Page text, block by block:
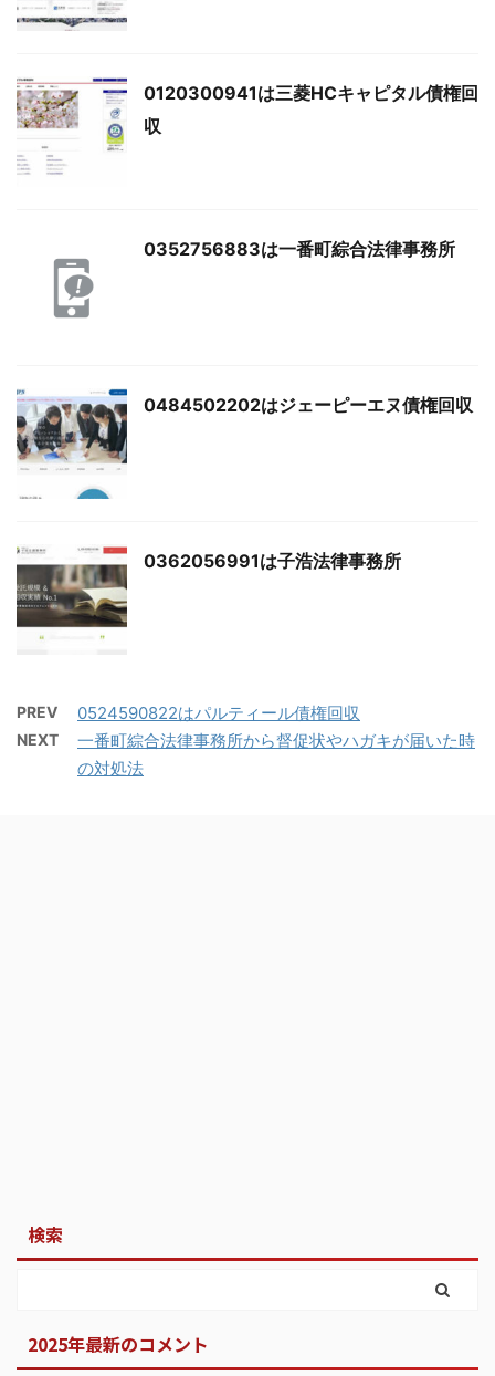
0120300941は三菱HCキャピタル債権回
収
0352756883は一番町綜合法律事務所
0484502202はジェーピーエヌ債権回収
0362056991は子浩法律事務所
PREV 0524590822はパルティール債権回収
NEXT
一番町綜合法律事務所から督促状やハガキが届いた時
の対処法
検索
2025年最新のコメント